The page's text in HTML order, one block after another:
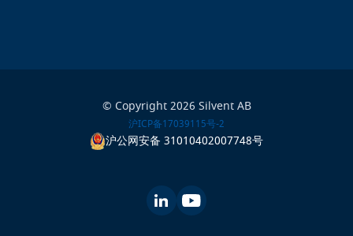
© Copyright 2026 Silvent AB
沪ICP备17039115号-2
沪公网安备 31010402007748号